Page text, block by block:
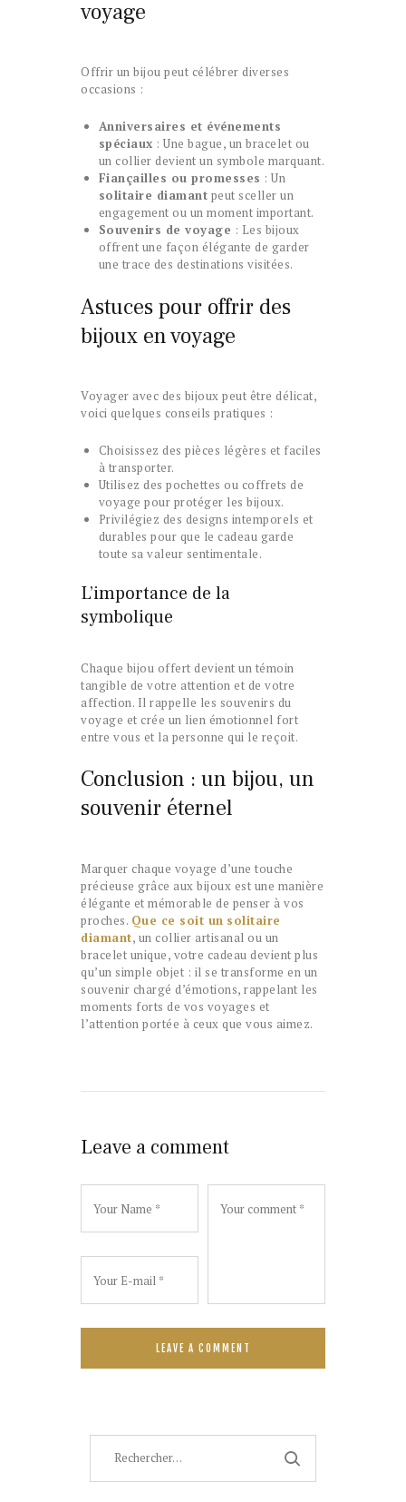
voyage
Offrir un bijou peut célébrer diverses
occasions :
Anniversaires et événements
spéciaux : Une bague, un bracelet ou
un collier devient un symbole marquant.
Fiançailles ou promesses : Un
solitaire diamant peut sceller un
engagement ou un moment important.
Souvenirs de voyage : Les bijoux
offrent une façon élégante de garder
une trace des destinations visitées.
Astuces pour offrir des
bijoux en voyage
Voyager avec des bijoux peut être délicat,
voici quelques conseils pratiques :
Choisissez des pièces légères et faciles
à transporter.
Utilisez des pochettes ou coffrets de
voyage pour protéger les bijoux.
Privilégiez des designs intemporels et
durables pour que le cadeau garde
toute sa valeur sentimentale.
L’importance de la
symbolique
Chaque bijou offert devient un témoin
tangible de votre attention et de votre
affection. Il rappelle les souvenirs du
voyage et crée un lien émotionnel fort
entre vous et la personne qui le reçoit.
Conclusion : un bijou, un
souvenir éternel
Marquer chaque voyage d’une touche
précieuse grâce aux bijoux est une manière
élégante et mémorable de penser à vos
proches. Que ce soit un solitaire
diamant, un collier artisanal ou un
bracelet unique, votre cadeau devient plus
qu’un simple objet : il se transforme en un
souvenir chargé d’émotions, rappelant les
moments forts de vos voyages et
l’attention portée à ceux que vous aimez.
Leave a comment